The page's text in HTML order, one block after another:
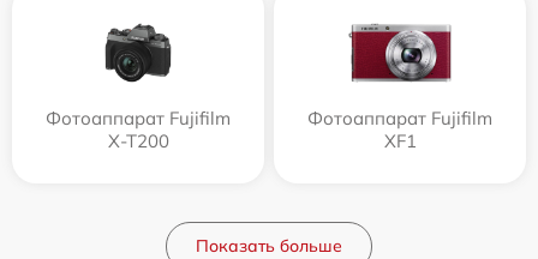
Фотоаппарат Fujifilm
X-T200
Фотоаппарат Fujifilm
XF1
Показать больше